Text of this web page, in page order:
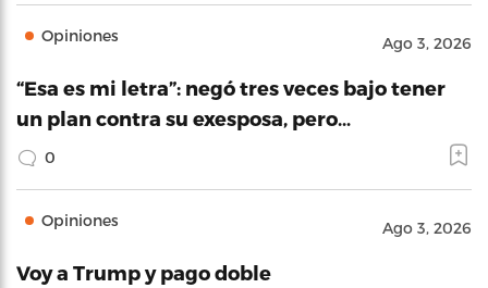
Opiniones Ago 3, 2026
“Esa es mi letra”: negó tres veces bajo tener
un plan contra su exesposa, pero…
0
Opiniones Ago 3, 2026
Voy a Trump y pago doble